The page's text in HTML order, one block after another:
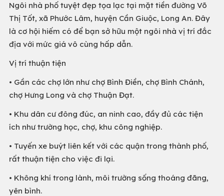
Ngôi nhà phố tuyệt đẹp tọa lạc tại mặt tiền đường Võ
Thị Tốt, xã Phước Lâm, huyện Cần Giuộc, Long An. Đây
là cơ hội hiếm có để bạn sở hữu một ngôi nhà vị trí đắc
địa với mức giá vô cùng hấp dẫn.
Vị trí thuận tiện
• Gần các chợ lớn như chợ Bình Điền, chợ Bình Chánh,
chợ Hưng Long và chợ Thuận Đạt.
• Khu dân cư đông đúc, an ninh cao, đầy đủ các tiện
ích như trường học, chợ, khu công nghiệp.
• Tuyến xe buýt liên kết với các quận trong thành phố,
rất thuận tiện cho việc đi lại.
• Không khí trong lành, môi trường sống thoáng đãng,
yên bình.